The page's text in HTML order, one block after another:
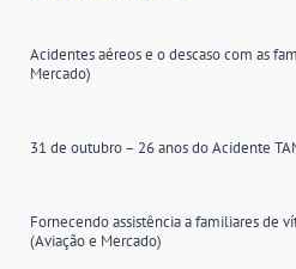
Acidentes aéreos e o descaso com as
Mercado)
31 de outubro – 26 anos do Acidente
Fornecendo assistência a familiares de
(Aviação e Mercado)